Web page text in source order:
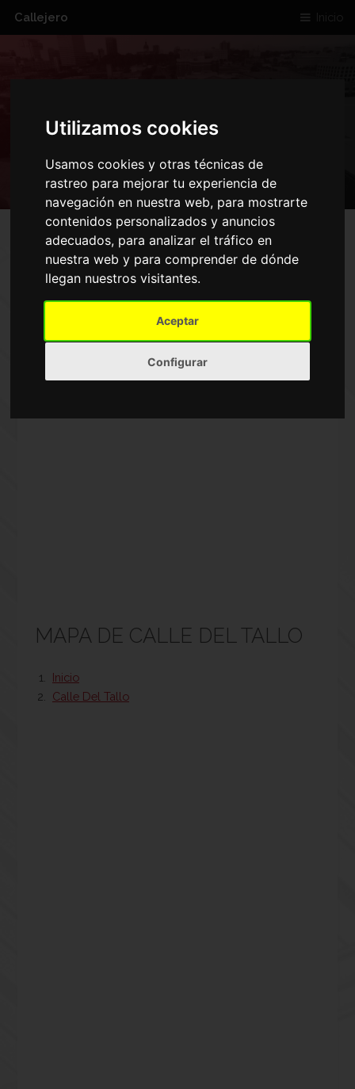
Utilizamos cookies
Usamos cookies y otras técnicas de
rastreo para mejorar tu experiencia de
navegación en nuestra web, para mostrarte
contenidos personalizados y anuncios
adecuados, para analizar el tráfico en
nuestra web y para comprender de dónde
llegan nuestros visitantes.
Aceptar
Configurar
Callejero Inicio
CALLE DEL TALLO
MAPA DE CALLE DEL TALLO
Inicio
Calle Del Tallo